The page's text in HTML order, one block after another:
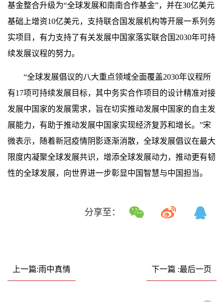
基金整合升级为“全球发展和南南合作基金”，并在30亿美元
基础上增资10亿美元，支持联合国发展机构等开展一系列务
实项目，有力支持了有关发展中国家落实联合国2030年可持
续发展议程的努力。
“全球发展倡议的八大重点领域全面覆盖2030年议程所
有17项可持续发展目标，其中务实合作项目的设计精准对接
发展中国家的发展需求，旨在切实推动发展中国家的自主发
展能力，有助于推动发展中国家实现经济复苏和增长。”宋
微表示，随着新冠疫情阴影逐渐消散，全球发展倡议在最大
限度内凝聚全球发展共识，增添全球发展动力，推动更有韧
性的全球发展，向世界进一步彰显中国智慧与中国担当。
分享至：
上一篇:雨中真情 下一篇 :最后一页